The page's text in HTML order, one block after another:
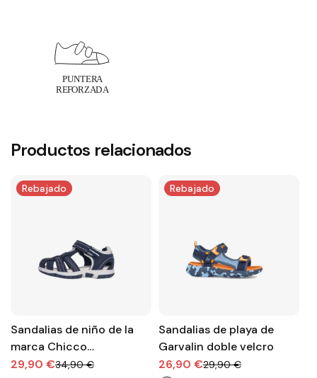
Productos relacionados
Rebajado
Sandalias de niño de la
marca Chicco
Antideslizantes con
29,90 €34,90 €
Rebajado
Sandalias de playa de
Garvalin doble velcro
26,90 €29,90 €